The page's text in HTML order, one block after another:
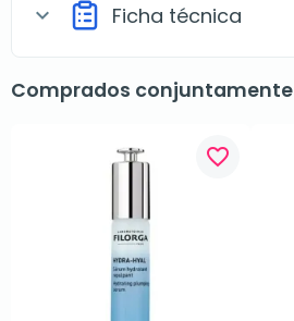
expand_more Ficha técnica
Comprados conjuntamente
favorite_border